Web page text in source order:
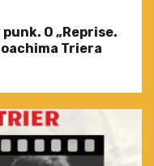
O „Reprise.
Triera